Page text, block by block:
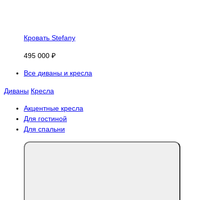
Кровать Stefany
495 000 ₽
Все диваны и кресла
Диваны Кресла
Акцентные кресла
Для гостиной
Для спальни